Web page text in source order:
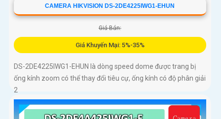
CAMERA HIKVISION DS-2DE4225IWG1-EHUN
Giá Bán:
Giá Khuyến Mại: 5%-35%
DS-2DE4225IWG1-EHUN là dòng speed dome được trang bị
ống kính zoom có thể thay đổi tiêu cự, ống kính có độ phân giải
2